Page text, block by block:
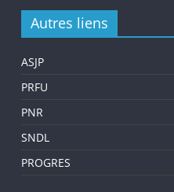
Autres liens
ASJP
PRFU
PNR
SNDL
PROGRES